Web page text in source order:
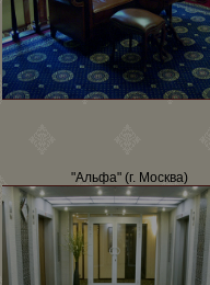
"Альфа" (г. Москва)